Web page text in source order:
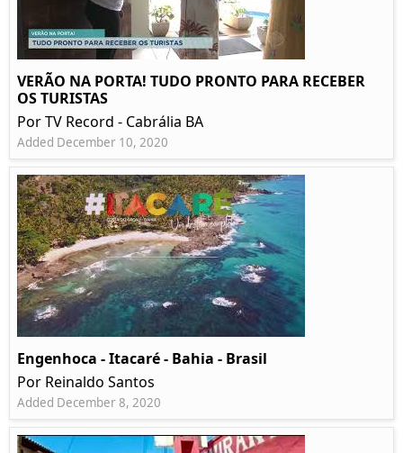
VERÃO NA PORTA! TUDO PRONTO PARA RECEBER
OS TURISTAS
Por TV Record - Cabrália BA
Added December 10, 2020
Engenhoca - Itacaré - Bahia - Brasil
Por Reinaldo Santos
Added December 8, 2020